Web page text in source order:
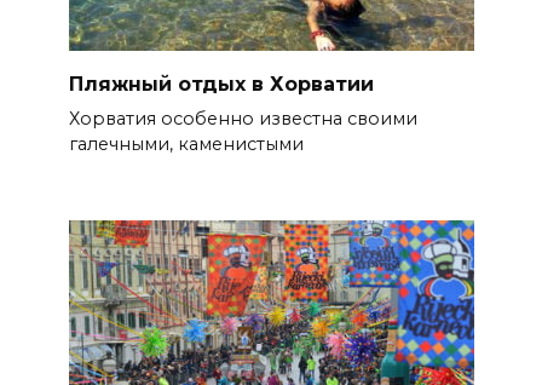
Пляжный отдых в Хорватии
Хорватия особенно известна своими
галечными, каменистыми